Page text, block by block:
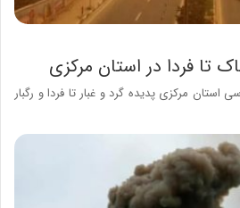
تا فردا در استان مرکزی
استان مرکزی پدیده گرد و غبار تا فردا و رگبار